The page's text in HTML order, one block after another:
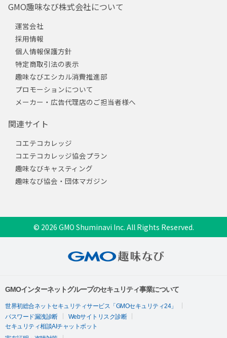
GMO趣味なび株式会社について
運営会社
採用情報
個人情報保護方針
特定商取引法の表示
趣味なびエシカル消費推進部
プロモーションについて
メーカー・広告代理店のご担当者様へ
関連サイト
コエテコカレッジ
コエテコカレッジ協会プラン
趣味なびキャスティング
趣味なび協会・団体マガジン
© 2026 GMO Shuminavi Inc. All Rights Reserved.